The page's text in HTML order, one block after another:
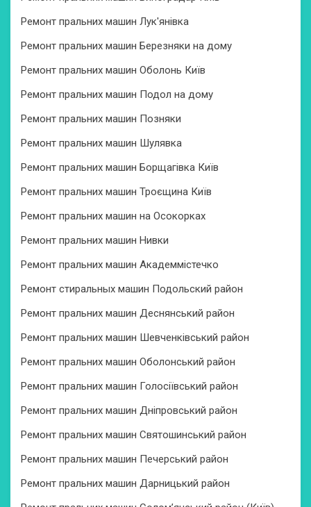
Ремонт пральних машин Лук'янівка
Ремонт пральних машин Березняки на дому
Ремонт пральних машин Оболонь Київ
Ремонт пральних машин Подол на дому
Ремонт пральних машин Позняки
Ремонт пральних машин Шулявка
Ремонт пральних машин Борщагівка Київ
Ремонт пральних машин Троєщина Київ
Ремонт пральних машин на Осокорках
Ремонт пральних машин Нивки
Ремонт пральних машин Академмістечко
Ремонт стиральных машин Подольский район
Ремонт пральних машин Деснянський район
Ремонт пральних машин Шевченківський район
Ремонт пральних машин Оболонський район
Ремонт пральних машин Голосіївський район
Ремонт пральних машин Дніпровський район
Ремонт пральних машин Святошинський район
Ремонт пральних машин Печерський район
Ремонт пральних машин Дарницький район